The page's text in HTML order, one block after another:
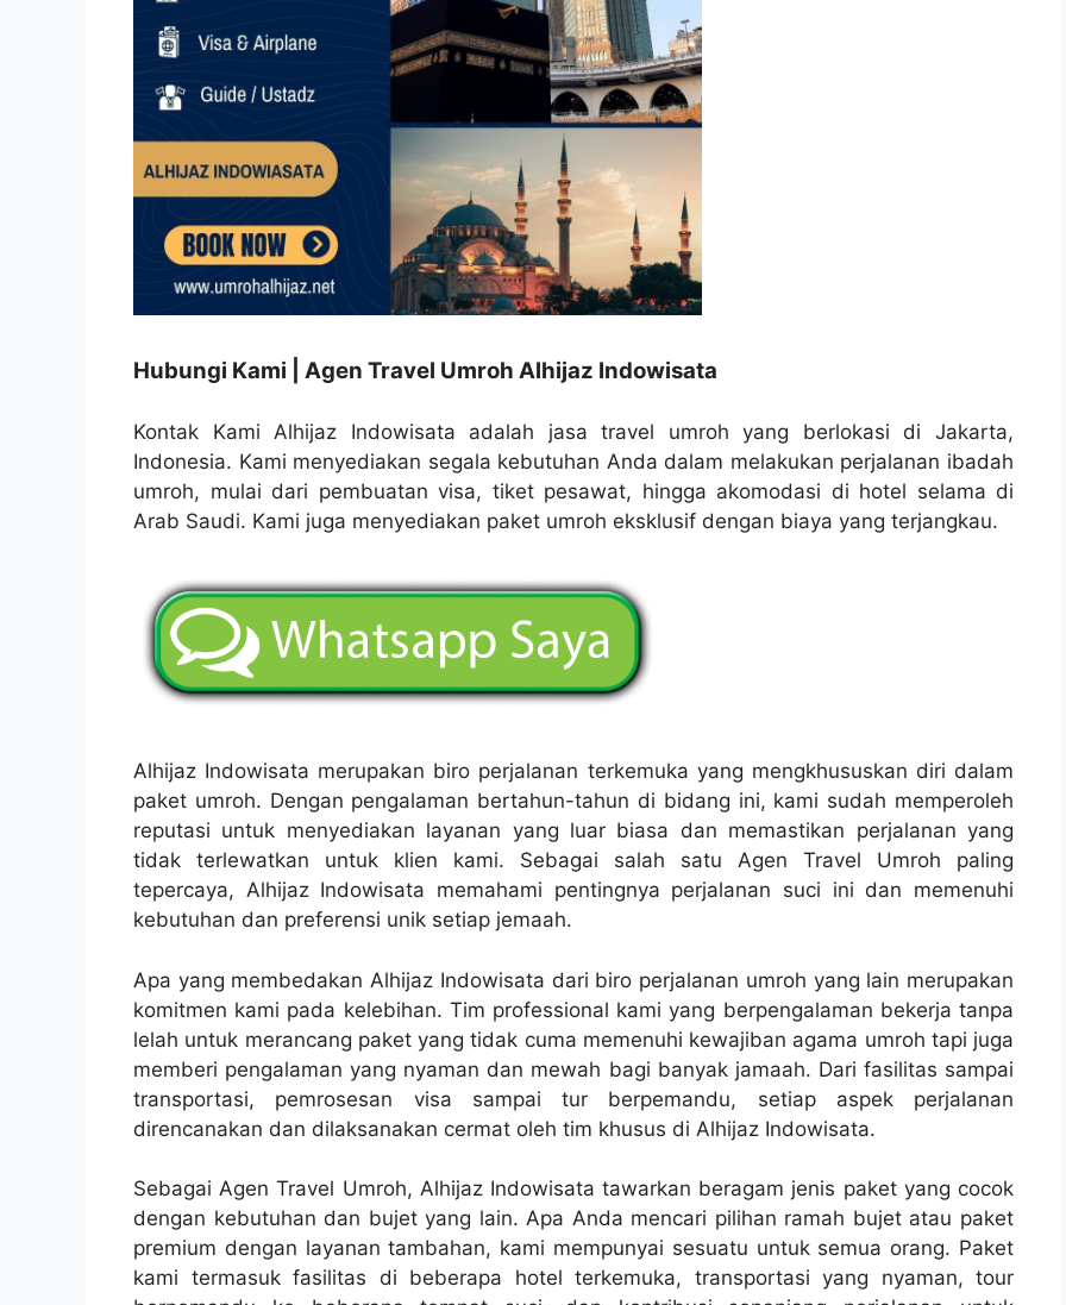
Hubungi Kami | Agen Travel Umroh Alhijaz Indowisata
Kontak Kami Alhijaz Indowisata adalah jasa travel umroh yang berlokasi di Jakarta,
Indonesia. Kami menyediakan segala kebutuhan Anda dalam melakukan perjalanan ibadah
umroh, mulai dari pembuatan visa, tiket pesawat, hingga akomodasi di hotel selama di
Arab Saudi. Kami juga menyediakan paket umroh eksklusif dengan biaya yang terjangkau.
Alhijaz Indowisata merupakan biro perjalanan terkemuka yang mengkhususkan diri dalam
paket umroh. Dengan pengalaman bertahun-tahun di bidang ini, kami sudah memperoleh
reputasi untuk menyediakan layanan yang luar biasa dan memastikan perjalanan yang
tidak terlewatkan untuk klien kami. Sebagai salah satu Agen Travel Umroh paling
tepercaya, Alhijaz Indowisata memahami pentingnya perjalanan suci ini dan memenuhi
kebutuhan dan preferensi unik setiap jemaah.
Apa yang membedakan Alhijaz Indowisata dari biro perjalanan umroh yang lain merupakan
komitmen kami pada kelebihan. Tim professional kami yang berpengalaman bekerja tanpa
lelah untuk merancang paket yang tidak cuma memenuhi kewajiban agama umroh tapi juga
memberi pengalaman yang nyaman dan mewah bagi banyak jamaah. Dari fasilitas sampai
transportasi, pemrosesan visa sampai tur berpemandu, setiap aspek perjalanan
direncanakan dan dilaksanakan cermat oleh tim khusus di Alhijaz Indowisata.
Sebagai Agen Travel Umroh, Alhijaz Indowisata tawarkan beragam jenis paket yang cocok
dengan kebutuhan dan bujet yang lain. Apa Anda mencari pilihan ramah bujet atau paket
premium dengan layanan tambahan, kami mempunyai sesuatu untuk semua orang. Paket
kami termasuk fasilitas di beberapa hotel terkemuka, transportasi yang nyaman, tour